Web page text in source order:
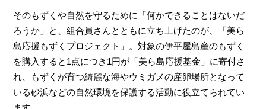
そのもずくや自然を守るために「何かできることはないだ
ろうか」と、組合員さんとともに立ち上げたのが、「美ら
島応援もずくプロジェクト」。対象の伊平屋島産のもずく
を購入すると1点につき1円が「美ら島応援基金」に寄付さ
れ、もずくが育つ綺麗な海やウミガメの産卵場所となって
いる砂浜などの自然環境を保護する活動に役立てられてい